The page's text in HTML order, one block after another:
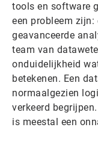
tools en software
een probleem
geavanceerde
team van
onduidelijkheid
betekenen. Een
normaalgezien
verkeerd
is meestal een